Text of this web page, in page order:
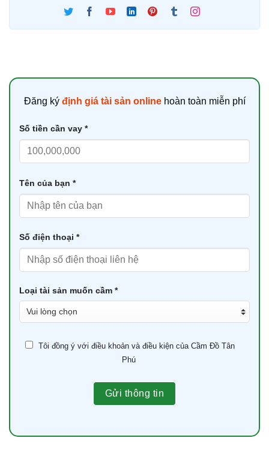
Đăng ký định giá tài sản onlinehoàn toàn miễn phí
Số tiền cần vay *
Tên của bạn *
Số điện thoại *
Loại tài sản muốn cầm *
Tôi đồng ý với điều khoản và điều kiện của Cầm Đồ Tân
Phú